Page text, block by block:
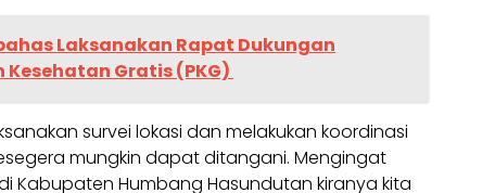
Laksanakan Rapat Dukungan
Gratis (PKG)
survei lokasi dan melakukan koordinasi
mungkin dapat ditangani. Mengingat
Kabupaten Humbang Hasundutan kiranya kita